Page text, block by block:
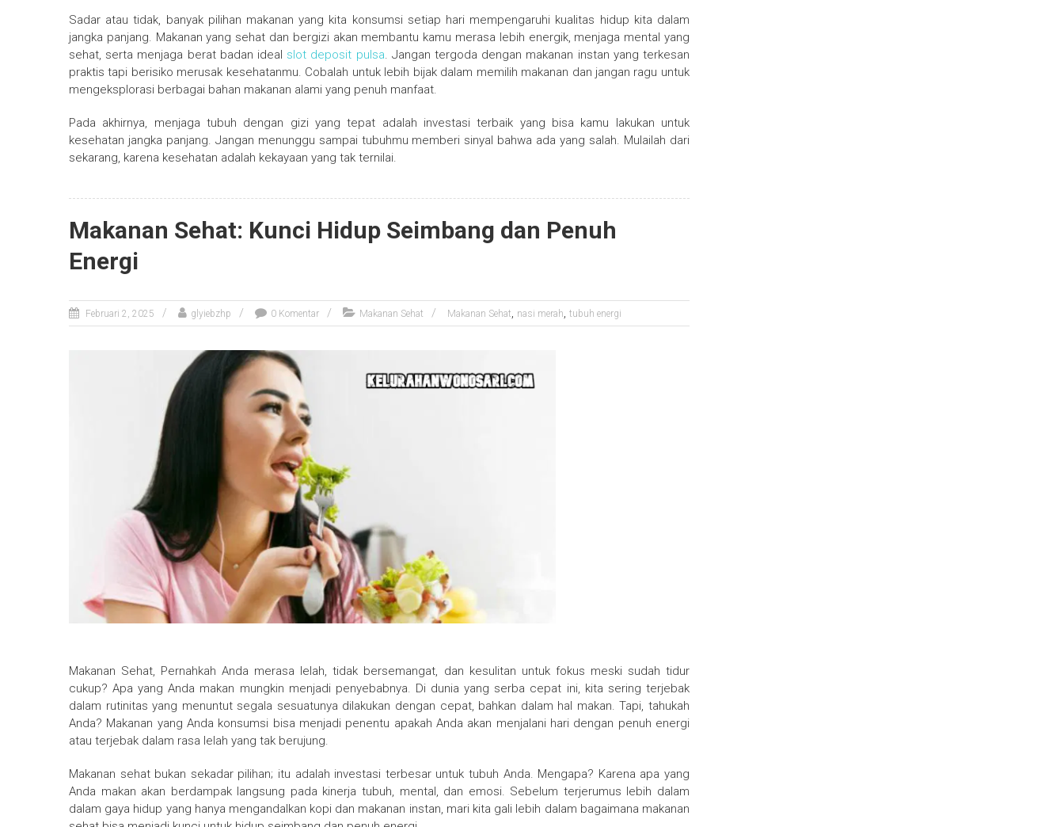
Sadar atau tidak, banyak pilihan makanan yang kita konsumsi setiap hari mempengaruhi kualitas hidup kita dalam
jangka panjang. Makanan yang sehat dan bergizi akan membantu kamu merasa lebih energik, menjaga mental yang
sehat, serta menjaga berat badan ideal slot deposit pulsa. Jangan tergoda dengan makanan instan yang terkesan
praktis tapi berisiko merusak kesehatanmu. Cobalah untuk lebih bijak dalam memilih makanan dan jangan ragu untuk
mengeksplorasi berbagai bahan makanan alami yang penuh manfaat.
Pada akhirnya, menjaga tubuh dengan gizi yang tepat adalah investasi terbaik yang bisa kamu lakukan untuk
kesehatan jangka panjang. Jangan menunggu sampai tubuhmu memberi sinyal bahwa ada yang salah. Mulailah dari
sekarang, karena kesehatan adalah kekayaan yang tak ternilai.
Makanan Sehat: Kunci Hidup Seimbang dan Penuh
Energi
Februari 2, 2025 glyiebzhp 0 Komentar Makanan Sehat Makanan Sehat, nasi merah, tubuh energi
Makanan Sehat, Pernahkah Anda merasa lelah, tidak bersemangat, dan kesulitan untuk fokus meski sudah tidur
cukup? Apa yang Anda makan mungkin menjadi penyebabnya. Di dunia yang serba cepat ini, kita sering terjebak
dalam rutinitas yang menuntut segala sesuatunya dilakukan dengan cepat, bahkan dalam hal makan. Tapi, tahukah
Anda? Makanan yang Anda konsumsi bisa menjadi penentu apakah Anda akan menjalani hari dengan penuh energi
atau terjebak dalam rasa lelah yang tak berujung.
Makanan sehat bukan sekadar pilihan; itu adalah investasi terbesar untuk tubuh Anda. Mengapa? Karena apa yang
Anda makan akan berdampak langsung pada kinerja tubuh, mental, dan emosi. Sebelum terjerumus lebih dalam
dalam gaya hidup yang hanya mengandalkan kopi dan makanan instan, mari kita gali lebih dalam bagaimana makanan